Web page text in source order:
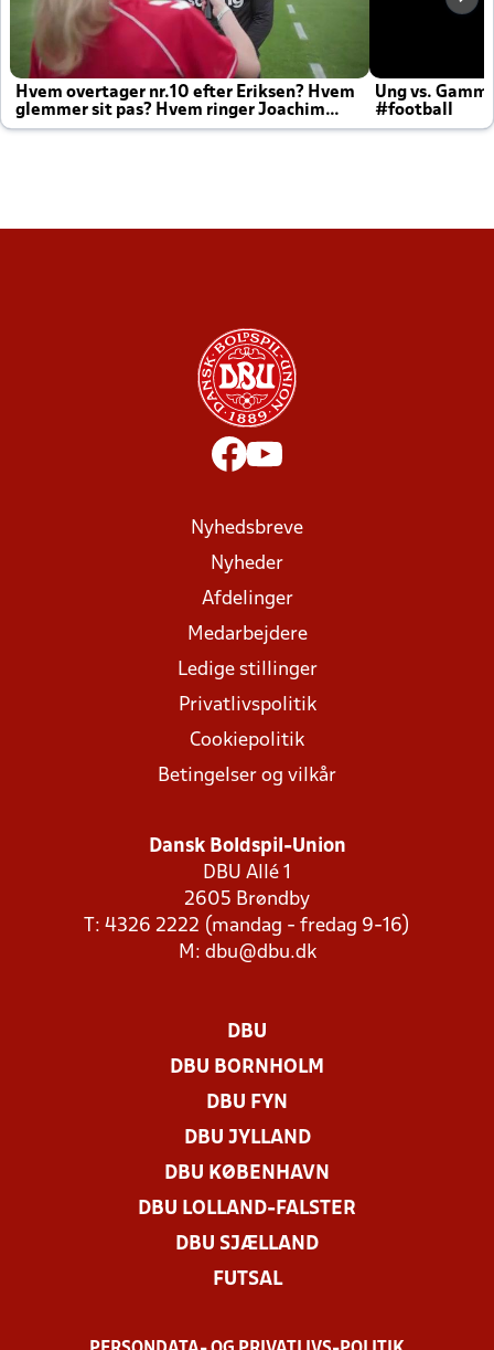
Hvem overtager nr.10 efter Eriksen? Hvem
glemmer sit pas? Hvem ringer Joachim
altid til efter kampe?
Ung vs.
#football
Nyhedsbreve
Nyheder
Afdelinger
Medarbejdere
Ledige stillinger
Privatlivspolitik
Cookiepolitik
Betingelser og vilkår
Dansk Boldspil-Union
DBU Allé 1
2605 Brøndby
T: 4326 2222 (mandag - fredag 9-16)
M: dbu@dbu.dk
DBU
DBU BORNHOLM
DBU FYN
DBU JYLLAND
DBU KØBENHAVN
DBU LOLLAND-FALSTER
DBU SJÆLLAND
FUTSAL